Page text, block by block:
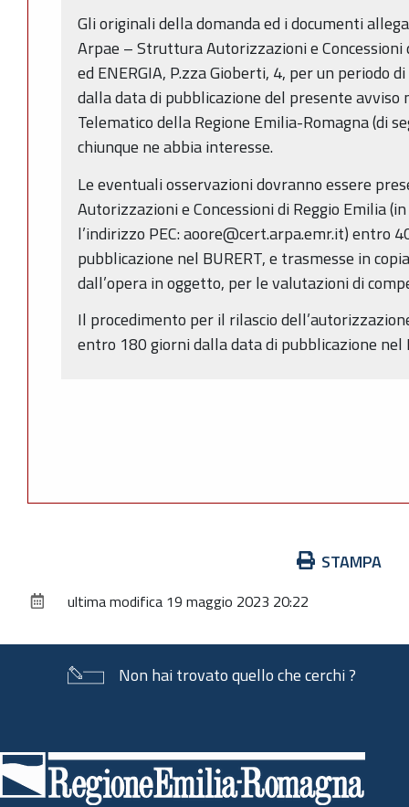
Gli originali della domanda ed i documenti
Arpae – Struttura Autorizzazioni e Concessioni
ed ENERGIA, P.zza Gioberti, 4, per un periodo
dalla data di pubblicazione del presente
Telematico della Regione Emilia-Romagna (di
chiunque ne abbia interesse.
Le eventuali osservazioni dovranno essere
Autorizzazioni e Concessioni di Reggio Emilia
l’indirizzo PEC: aoore@cert.arpa.emr.it) entro
pubblicazione nel BURERT, e trasmesse in
dall’opera in oggetto, per le valutazioni di
Il procedimento per il rilascio
entro 180 giorni dalla data di pubblicazione nel
documento
STAMPA
ultima modifica 19 maggio 2023 20:22
Non hai trovato quello che cerchi ?
di
pagina